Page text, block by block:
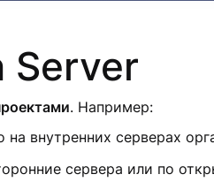
Server
. Например:
внутренних серверах
сервера или по